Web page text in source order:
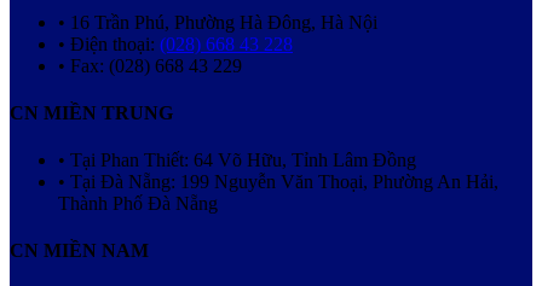
• 16 Trần Phú, Phường Hà Đông, Hà Nội
• Điện thoại: (028) 668 43 228
• Fax: (028) 668 43 229
CN MIỀN TRUNG
• Tại Phan Thiết: 64 Võ Hữu, Tỉnh Lâm Đồng
• Tại Đà Nẵng: 199 Nguyễn Văn Thoại, Phường An Hải,
Thành Phố Đà Nẵng
CN MIỀN NAM